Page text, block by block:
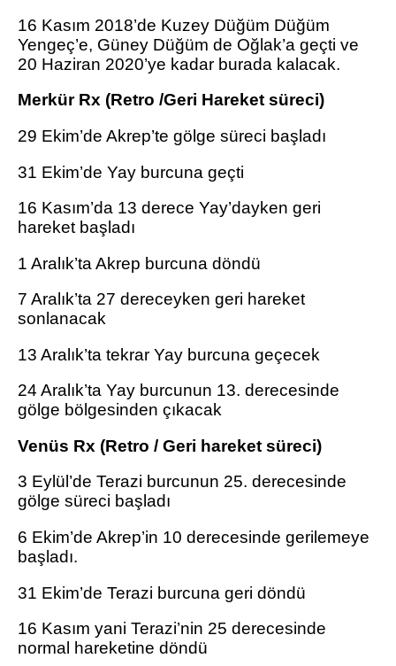
16 Kasım 2018’de Kuzey Düğüm Düğüm
Yengeç’e, Güney Düğüm de Oğlak’a geçti ve
20 Haziran 2020’ye kadar burada kalacak.
Merkür Rx (Retro /Geri Hareket süreci)
29 Ekim’de Akrep’te gölge süreci başladı
31 Ekim’de Yay burcuna geçti
16 Kasım’da 13 derece Yay’dayken geri
hareket başladı
1 Aralık’ta Akrep burcuna döndü
7 Aralık’ta 27 dereceyken geri hareket
sonlanacak
13 Aralık’ta tekrar Yay burcuna geçecek
24 Aralık’ta Yay burcunun 13. derecesinde
gölge bölgesinden çıkacak
Venüs Rx (Retro / Geri hareket süreci)
3 Eylül’de Terazi burcunun 25. derecesinde
gölge süreci başladı
6 Ekim’de Akrep’in 10 derecesinde gerilemeye
başladı.
31 Ekim’de Terazi burcuna geri döndü
16 Kasım yani Terazi’nin 25 derecesinde
normal hareketine döndü